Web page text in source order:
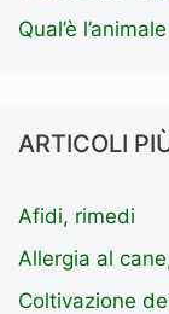
Qual’è
ARTICOLI
Afidi, rimedi
Allergia al
Coltivazione